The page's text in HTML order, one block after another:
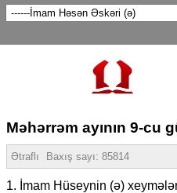
Məhərrəm ayının 9-cu
Ətraflı Baxış sayı: 85814
1. İmam Hüseynin (ə)